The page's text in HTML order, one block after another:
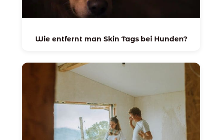
Wie entfernt man Skin Tags bei Hunden?